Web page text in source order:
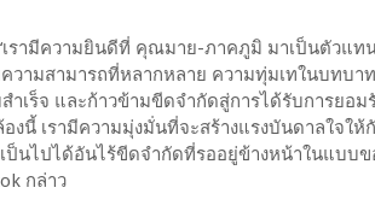
รามีความยินดีที่ คุณมาย-ภาคภูมิ มาเป็นตัวแท
วามสามารถที่หลากหลาย ความทุ่มเทในบทบา
เร็จ และก้าวข้ามขีดจำกัดสู่การได้รับการยอม
งนี้ เรามีความมุ่งมั่นที่จะสร้างแรงบันดาลใจใ
ป็นไปได้อันไร้ขีดจำกัดที่รออยู่ข้างหน้าในแบบข
กล่าว